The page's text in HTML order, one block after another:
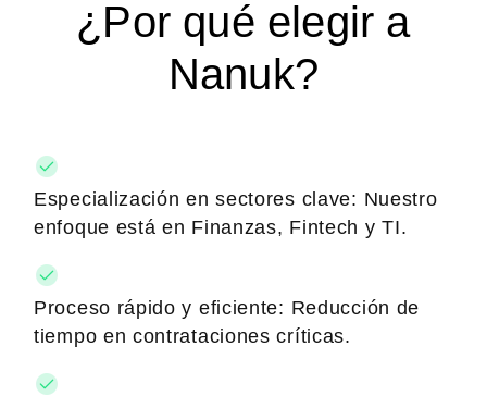
¿Por qué elegir a
Nanuk?
Especialización en sectores clave: Nuestro
enfoque está en Finanzas, Fintech y TI.
Proceso rápido y eficiente: Reducción de
tiempo en contrataciones críticas.